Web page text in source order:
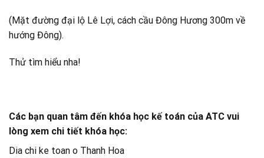
(Mặt đường đại lộ Lê Lợi, cách cầu Đông Hương 300m về
hướng Đông).
Thử tìm hiểu nha!
Các bạn quan tâm đến khóa học kế toán của ATC vui
lòng xem chi tiết khóa học:
Dia chi ke toan o Thanh Hoa